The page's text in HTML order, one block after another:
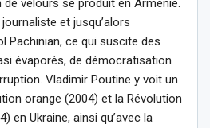
de velours se produit en Arménie.
et jusqu’alors
Pachinian, ce qui suscite des
évaporés, de démocratisation
Vladimir Poutine y voit un
orange (2004) et la Révolution
en Ukraine, ainsi qu’avec la